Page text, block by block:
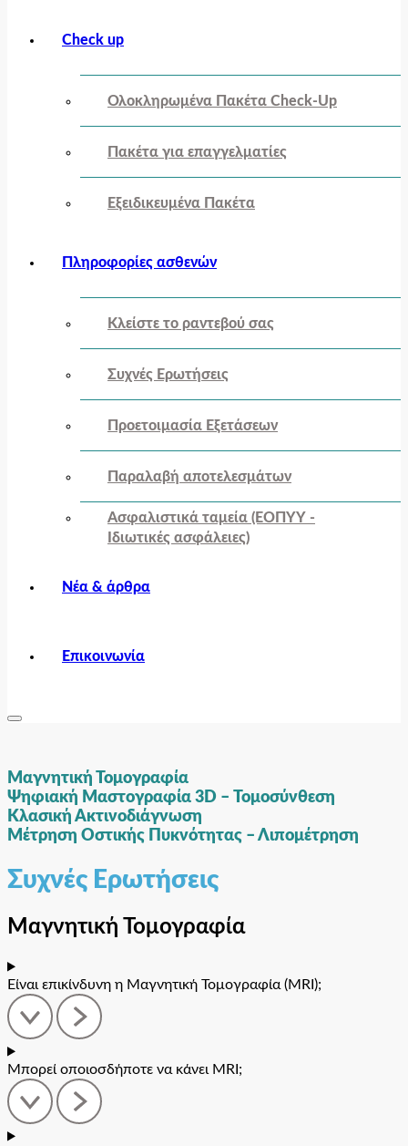
Check up
Ολοκληρωμένα Πακέτα Check-Up
Πακέτα για επαγγελματίες
Εξειδικευμένα Πακέτα
Πληροφορίες ασθενών
Κλείστε το ραντεβού σας
Συχνές Ερωτήσεις
Προετοιμασία Εξετάσεων
Παραλαβή αποτελεσμάτων
Ασφαλιστικά ταμεία (ΕΟΠΥΥ -
Ιδιωτικές ασφάλειες)
Νέα & άρθρα
Επικοινωνία
Μαγνητική Τομογραφία
Ψηφιακή Μαστογραφία 3D – Τομοσύνθεση
Κλασική Ακτινοδιάγνωση
Μέτρηση Οστικής Πυκνότητας – Λιπομέτρηση
Συχνές Ερωτήσεις
Μαγνητική Τομογραφία
Είναι επικίνδυνη η Μαγνητική Τομογραφία (MRI);
Μπορεί οποιοσδήποτε να κάνει ΜRI;